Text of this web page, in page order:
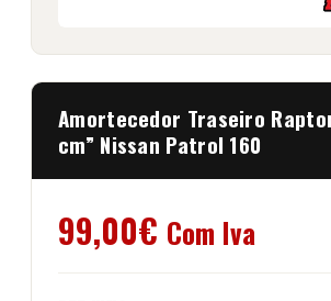
Amortecedor Traseiro
cm” Nissan Patrol 160
99,00€ Com Iva